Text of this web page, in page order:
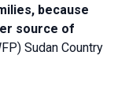
because
source of
Sudan Country